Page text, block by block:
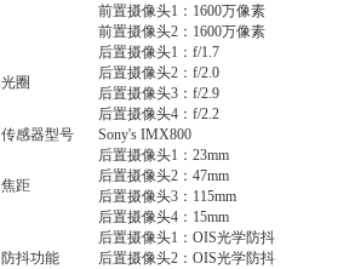
前置摄像头1：1600万像素
前置摄像头2：1600万像素
光圈
后置摄像头1：f/1.7
后置摄像头2：f/2.0
后置摄像头3：f/2.9
后置摄像头4：f/2.2
传感器型号
Sony's IMX800
焦距
后置摄像头1：23mm
后置摄像头2：47mm
后置摄像头3：115mm
后置摄像头4：15mm
防抖功能
后置摄像头1：OIS光学防抖
后置摄像头2：OIS光学防抖